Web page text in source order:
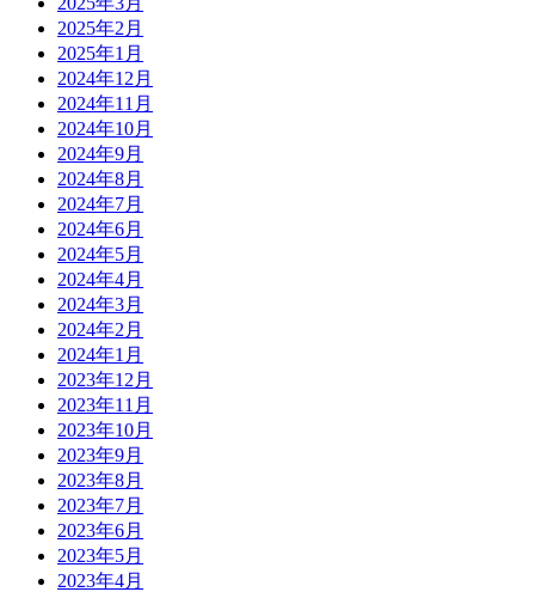
2025年2月
2025年1月
2024年12月
2024年11月
2024年10月
2024年9月
2024年8月
2024年7月
2024年6月
2024年5月
2024年4月
2024年3月
2024年2月
2024年1月
2023年12月
2023年11月
2023年10月
2023年9月
2023年8月
2023年7月
2023年6月
2023年5月
2023年4月